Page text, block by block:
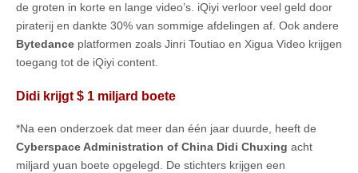
de groten in korte en lange video’s. iQiyi verloor veel geld door
piraterij en dankte 30% van sommige afdelingen af. Ook andere
Bytedance platformen zoals Jinri Toutiao en Xigua Video krijgen
toegang tot de iQiyi content.
Didi krijgt $ 1 miljard boete
*Na een onderzoek dat meer dan één jaar duurde, heeft de
Cyberspace Administration of China Didi Chuxing acht
miljard yuan boete opgelegd. De stichters krijgen een